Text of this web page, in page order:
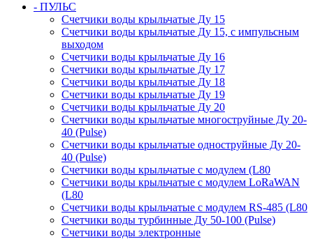
- ПУЛЬС
Счетчики воды крыльчатые Ду 15
Счетчики воды крыльчатые Ду 15, с импульсным
выходом
Счетчики воды крыльчатые Ду 16
Счетчики воды крыльчатые Ду 17
Счетчики воды крыльчатые Ду 18
Счетчики воды крыльчатые Ду 19
Счетчики воды крыльчатые Ду 20
Счетчики воды крыльчатые многоструйные Ду 20-
40 (Pulse)
Счетчики воды крыльчатые одноструйные Ду 20-
40 (Pulse)
Счетчики воды крыльчатые с модулем (L80
Счетчики воды крыльчатые с модулем LoRaWAN
(L80
Счетчики воды крыльчатые с модулем RS-485 (L80
Счетчики воды турбинные Ду 50-100 (Pulse)
Счетчики воды электронные